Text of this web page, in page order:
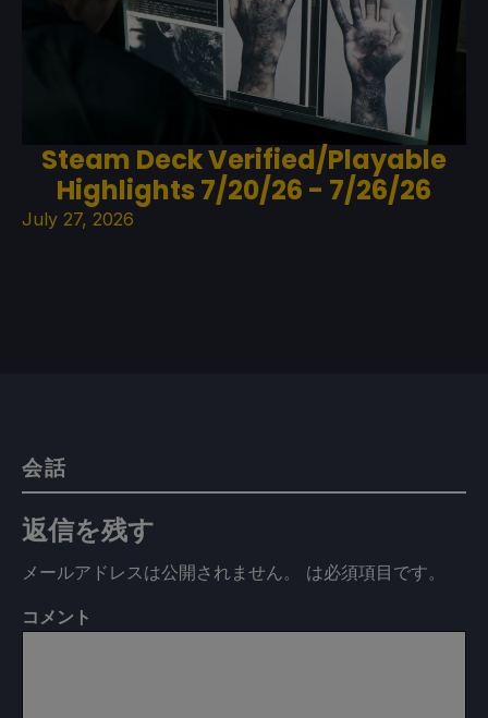
Steam Deck Verified/Playable
Highlights 7/20/26 - 7/26/26
July 27, 2026
会話
返信を残す
メールアドレスは公開されません。 は必須項目です。
コメント